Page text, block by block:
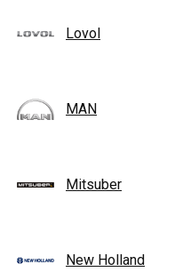
Lovol
MAN
Mitsuber
New Holland